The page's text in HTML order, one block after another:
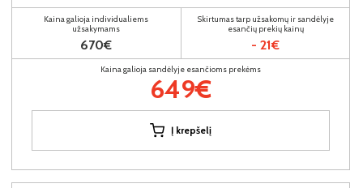
Kaina galioja individualiems
užsakymams
670€
Skirtumas tarp užsakomų ir sandėlyje
esančių prekių kainų
- 21€
Kaina galioja sandėlyje esančioms prekėms
649€
Į krepšelį